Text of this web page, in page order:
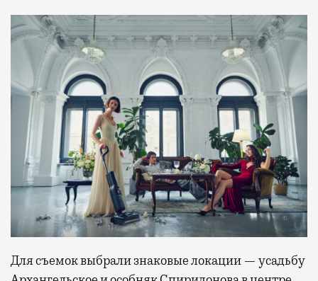
Для съемок выбрали знаковые локации — усадьбу